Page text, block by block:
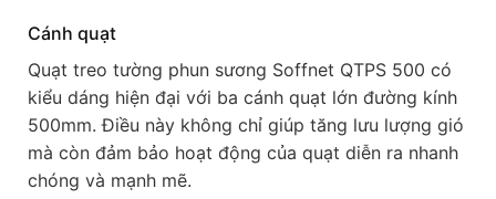
Cánh quạt
Quạt treo tường phun sương Soffnet QTPS 500 có
kiểu dáng hiện đại với ba cánh quạt lớn đường kính
500mm. Điều này không chỉ giúp tăng lưu lượng gió
mà còn đảm bảo hoạt động của quạt diễn ra nhanh
chóng và mạnh mẽ.